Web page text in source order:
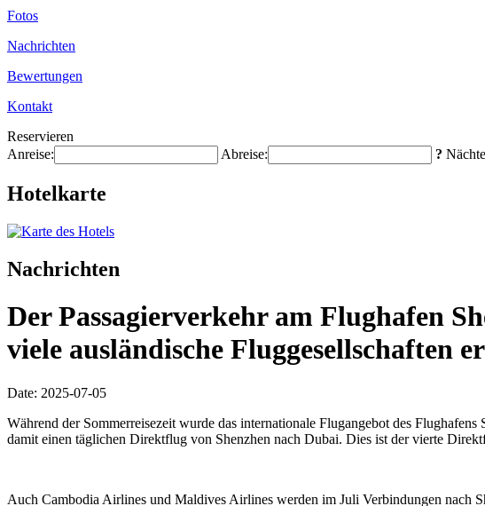
Fotos
Nachrichten
Bewertungen
Kontakt
Reservieren
Anreise:
Abreise: ? Nächte
Hotelkarte
Nachrichten
Der Passagierverkehr am Flughafen
viele ausländische Fluggesellschaften
Date: 2025-07-05
Während der Sommerreisezeit wurde das internationale Flugangebot des
damit einen täglichen Direktflug von Shenzhen nach Dubai. Dies ist der vierte
Auch Cambodia Airlines und Maldives Airlines werden im Juli Verbindungen nach